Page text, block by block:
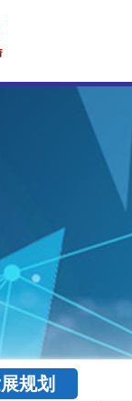
规划